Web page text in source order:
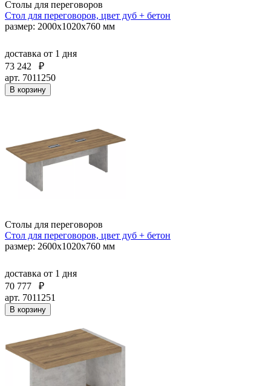
Столы для переговоров
Стол для переговоров, цвет дуб + бетон
размер: 2000х1020х760 мм
доставка от 1 дня
73 242
₽
арт. 7011250
В корзину
Столы для переговоров
Стол для переговоров, цвет дуб + бетон
размер: 2600х1020х760 мм
доставка от 1 дня
70 777
₽
арт. 7011251
В корзину